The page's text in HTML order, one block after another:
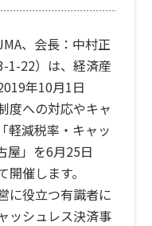
、会長：中村正
1-22）は、経済産
年10月1日
度への対応やキャ
軽減税率・キャッ
屋」を6月25日
開催します。
に役立つ有識者に
ッシュレス決済事